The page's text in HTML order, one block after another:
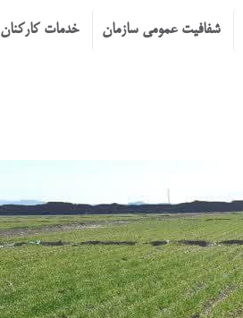
شفافیت عمومی سازمان خدمات کارکنان